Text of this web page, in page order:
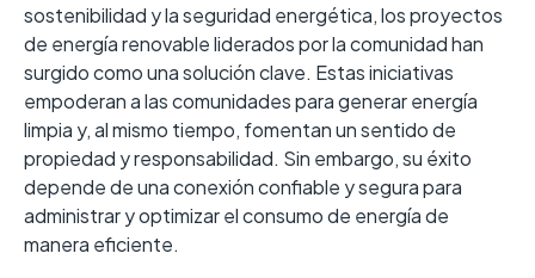
sostenibilidad y la seguridad energética, los proyectos
de energía renovable liderados por la comunidad han
surgido como una solución clave. Estas iniciativas
empoderan a las comunidades para generar energía
limpia y, al mismo tiempo, fomentan un sentido de
propiedad y responsabilidad. Sin embargo, su éxito
depende de una conexión confiable y segura para
administrar y optimizar el consumo de energía de
manera eficiente.